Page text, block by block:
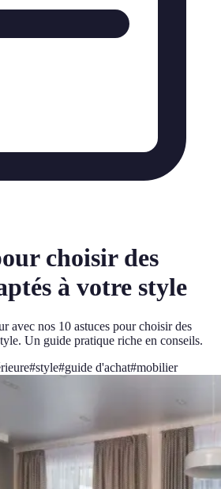
choisir des
à votre style
avec nos 10 astuces pour choisir des
Un guide pratique riche en conseils.
#style#guide d'achat#mobilier